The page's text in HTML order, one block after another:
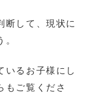
断して、現状に
いるお子様にし
もご覧くださ